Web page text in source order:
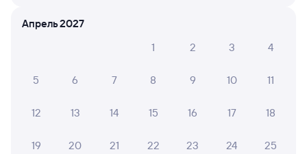
Апрель 2027
1
2 3 4
5 6 7 8 9 10 11
12 13 14 15 16 17 18
19 20 21 22 23 24 25